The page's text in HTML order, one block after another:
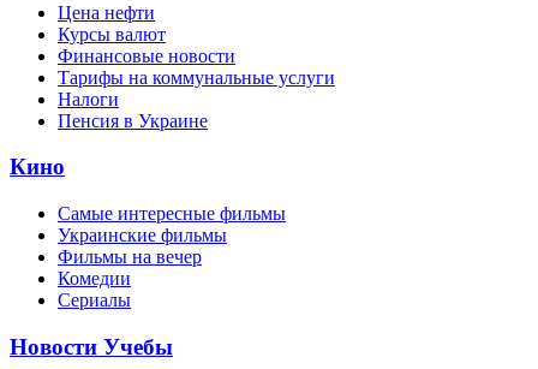
Цена нефти
Курсы валют
Финансовые новости
Тарифы на коммунальные услуги
Налоги
Пенсия в Украине
Кино
Самые интересные фильмы
Украинские фильмы
Фильмы на вечер
Комедии
Сериалы
Новости Учебы